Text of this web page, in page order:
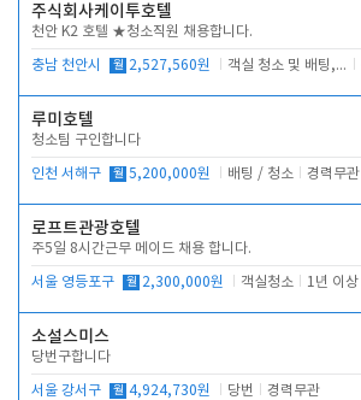
주식회사케이투호텔
천안 K2 호텔 ★청소직원 채용합니다.
충남 천안시 월 2,527,560원 객실 청소 및 배팅, 주변 시설 청소
루미호텔
청소팀 구인합니다
인천 서해구 월 5,200,000원 배팅 / 청소 경력무관
로프트관광호텔
주5일 8시간근무 메이드 채용 합니다.
서울 영등포구 월 2,300,000원 객실청소 1년 이상
소설스미스
당번구합니다
서울 강서구 월 4,924,730원 당번 경력무관